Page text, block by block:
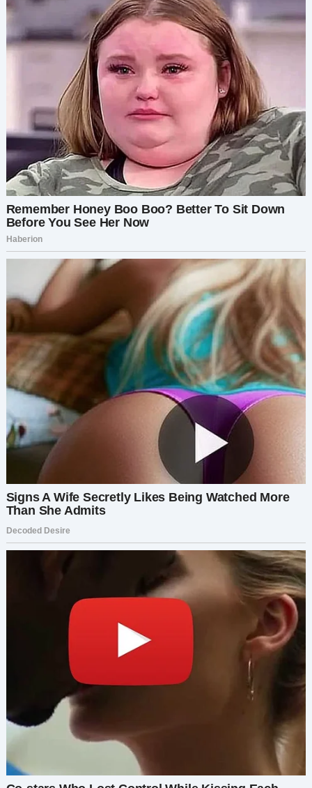
Я открыл рот, но не смог ничего сказать. Как
объяснить пятилетнему ребёнку, что её мама
просто ушла?
Следующие недели были ужасны. Я не мог ни
есть, ни спать. Самым тяжёлым было не
отсутствие Миранды, а то, что она оставила
после себя. Дети. Их вопросы. Их наивная
уверенность в том, что «мама скоро вернётся».
А потом я увидел её в Instagram.
Миранда сияла в дизайнерском платье,
попивая шампанское на яхте с каким-то Марко.
Он был гладко одетым мужчиной в костюме,
небрежно обнимающим её за талию. Она
выглядела беззаботно. Как будто не оставила
двух дочерей и разрушенную семью.
Спустя два года я случайно встретил её в
супермаркете.
Она выглядела бледной, уставшей, с потухшими
глазами. Совсем не той женщиной с
фотографий.
Она попыталась убежать. Но на следующий
день всё же согласилась встретиться.
На скамейке в парке передо мной сидела
сломленная Миранда.
— Он был мошенником, Чарли, — всхлипнула
она. — Он обманул меня, забрал все мои деньги,
а потом ушёл. Я нищая. У меня ничего нет.
Я смотрел на неё, не веря своим ушам.
— Ты разрушила свою семью ради лжи, —
сказал я жёстко.
Она разрыдалась.
— Я хочу вернуться к девочкам. Я хочу всё
исправить.